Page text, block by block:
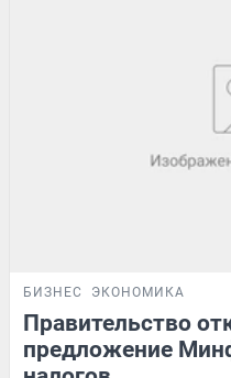
БИЗНЕС ЭКОНОМИКА
Правительство
предложение